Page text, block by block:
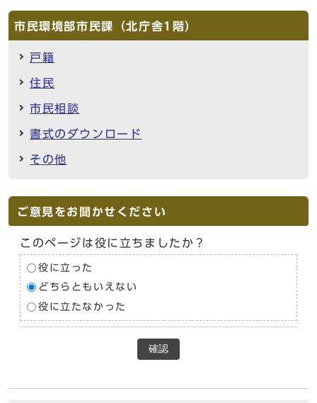
市民環境部市民課（北庁舎1階）
戸籍
住民
市民相談
書式のダウンロード
その他
ご意見をお聞かせください
このページは役に立ちましたか？
役に立った
どちらともいえない
役に立たなかった
確認